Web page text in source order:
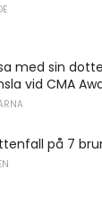
med sin
vid CMA
på 7